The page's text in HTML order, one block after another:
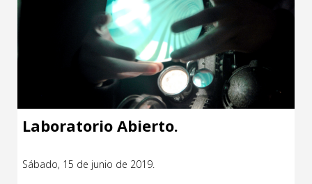
Laboratorio Abierto.
Sábado, 15 de junio de 2019.